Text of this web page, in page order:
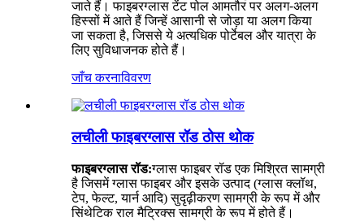
जाते हैं। फाइबरग्लास टेंट पोल आमतौर पर अलग-अलग
हिस्सों में आते हैं जिन्हें आसानी से जोड़ा या अलग किया
जा सकता है, जिससे ये अत्यधिक पोर्टेबल और यात्रा के
लिए सुविधाजनक होते हैं।
जाँच करनाविवरण
लचीली फाइबरग्लास रॉड ठोस थोक
फाइबरग्लास रॉड:ग्लास फाइबर रॉड एक मिश्रित सामग्री
है जिसमें ग्लास फाइबर और इसके उत्पाद (ग्लास क्लॉथ,
टेप, फेल्ट, यार्न आदि) सुदृढ़ीकरण सामग्री के रूप में और
सिंथेटिक राल मैट्रिक्स सामग्री के रूप में होते हैं।